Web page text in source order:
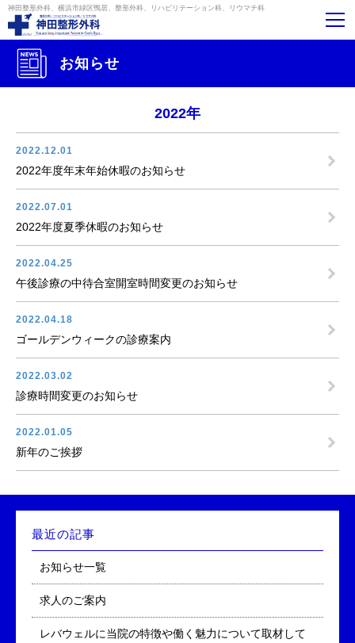
神田整形外科、横浜市緑区鴨居、整形外科、リハビリテーション科、リウマチ科
お知らせ
2022年
2022.12.01
2022年度年末年始休暇のお知らせ
2022.07.01
2022年度夏季休暇のお知らせ
2022.04.25
午後診療の中待合室開室時間変更のお知らせ
2022.04.18
ゴールデンウィークの診療案内
2022.03.02
診療時間変更のお知らせ
2022.01.05
新年のご挨拶
最近の記事
お知らせ一覧
求人のご案内
レバウェルに当院の特徴や働く魅力について取材して